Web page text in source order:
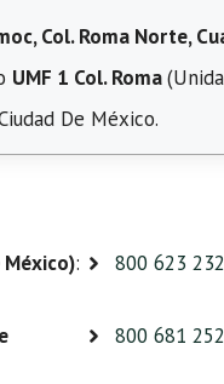
Col. Roma Norte,
UMF 1 Col. Roma
De México.
: 800 623
800 681